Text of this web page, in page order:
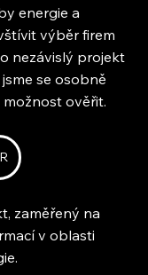
energie a
výběr firem
nezávislý projekt
se osobně
možnost ověřit.
zaměřený na
v oblasti